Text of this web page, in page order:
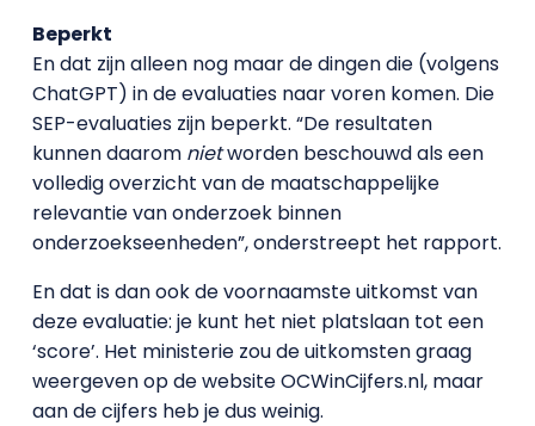
Beperkt
En dat zijn alleen nog maar de dingen die (volgens
ChatGPT) in de evaluaties naar voren komen. Die
SEP-evaluaties zijn beperkt. “De resultaten
kunnen daarom nietworden beschouwd als een
volledig overzicht van de maatschappelijke
relevantie van onderzoek binnen
onderzoekseenheden”, onderstreept het rapport.
En dat is dan ook de voornaamste uitkomst van
deze evaluatie: je kunt het niet platslaan tot een
‘score’. Het ministerie zou de uitkomsten graag
weergeven op de website OCWinCijfers.nl, maar
aan de cijfers heb je dus weinig.